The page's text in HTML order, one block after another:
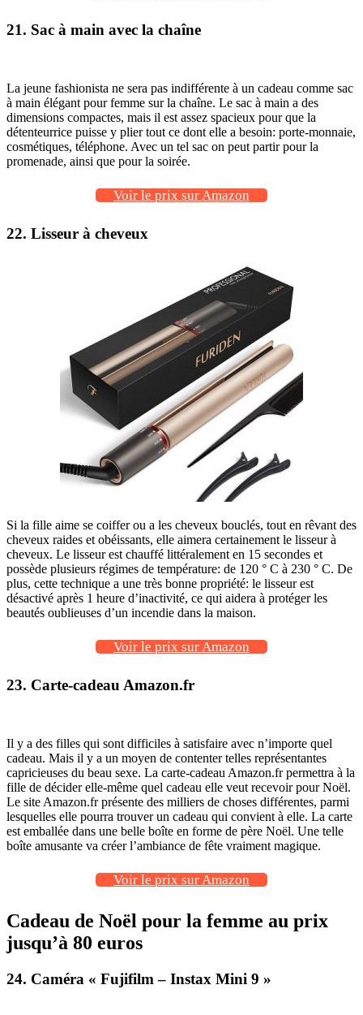
21. Sac à main avec la chaîne
La jeune fashionista ne sera pas indifférente à un cadeau comme sac
à main élégant pour femme sur la chaîne. Le sac à main a des
dimensions compactes, mais il est assez spacieux pour que la
détenteurrice puisse y plier tout ce dont elle a besoin: porte-monnaie,
cosmétiques, téléphone. Avec un tel sac on peut partir pour la
promenade, ainsi que pour la soirée.
Voir le prix sur Amazon
22. Lisseur à cheveux
Si la fille aime se coiffer ou a les cheveux bouclés, tout en rêvant des
cheveux raides et obéissants, elle aimera certainement le lisseur à
cheveux. Le lisseur est chauffé littéralement en 15 secondes et
possède plusieurs régimes de température: de 120 ° C à 230 ° C. De
plus, cette technique a une très bonne propriété: le lisseur est
désactivé après 1 heure d’inactivité, ce qui aidera à protéger les
beautés oublieuses d’un incendie dans la maison.
Voir le prix sur Amazon
23. Carte-cadeau Amazon.fr
Il y a des filles qui sont difficiles à satisfaire avec n’importe quel
cadeau. Mais il y a un moyen de contenter telles représentantes
capricieuses du beau sexe. La carte-cadeau Amazon.fr permettra à la
fille de décider elle-même quel cadeau elle veut recevoir pour Noël.
Le site Amazon.fr présente des milliers de choses différentes, parmi
lesquelles elle pourra trouver un cadeau qui convient à elle. La carte
est emballée dans une belle boîte en forme de père Noël. Une telle
boîte amusante va créer l’ambiance de fête vraiment magique.
Voir le prix sur Amazon
Cadeau de Noël pour la femme au prix
jusqu’à 80 euros
24. Caméra « Fujifilm – Instax Mini 9 »